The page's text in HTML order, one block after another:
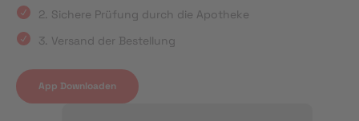
2. Sichere Prüfung durch die Apotheke
3. Versand der Bestellung
App Downloaden